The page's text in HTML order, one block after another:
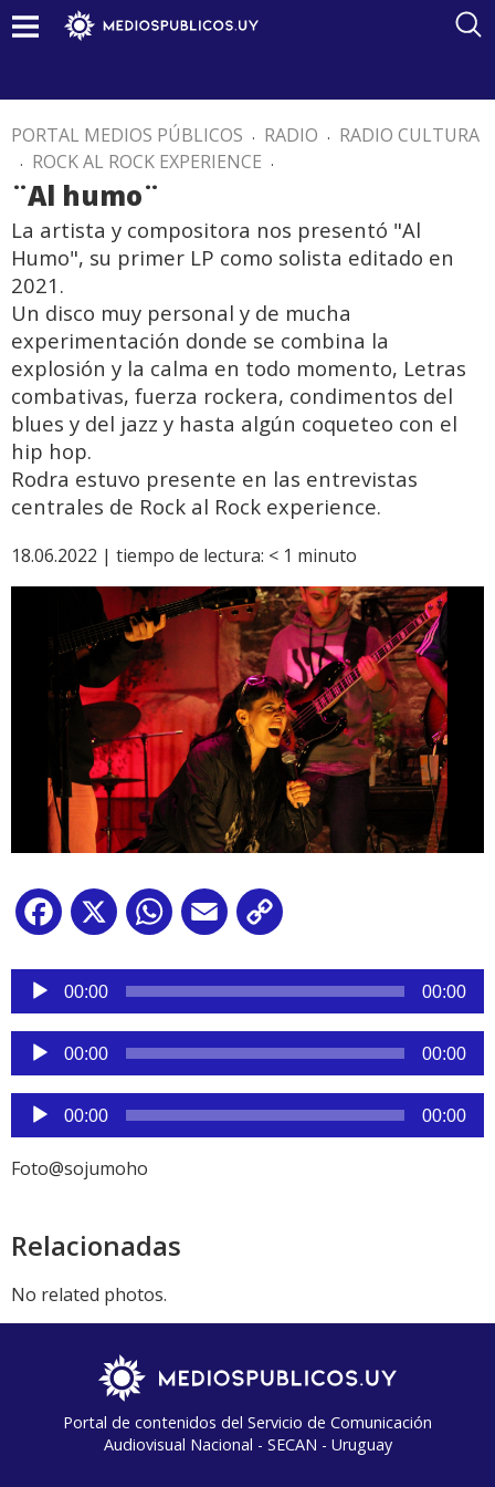
PORTAL MEDIOS PÚBLICOS . RADIO . RADIO CULTURA
. ROCK AL ROCK EXPERIENCE .
¨Al humo¨
La artista y compositora nos presentó "Al
Humo", su primer LP como solista editado en
2021.
Un disco muy personal y de mucha
experimentación donde se combina la
explosión y la calma en todo momento, Letras
combativas, fuerza rockera, condimentos del
blues y del jazz y hasta algún coqueteo con el
hip hop.
Rodra estuvo presente en las entrevistas
centrales de Rock al Rock experience.
18.06.2022 | tiempo de lectura: < 1 minuto
Facebook
X WhatsApp
Email
Reproductor
audio
00:00 00:00
Reproductor
de
audio
00:00 00:00
Reproductor
de
audio
00:00 00:00
Foto@sojumoho
Relacionadas
No related photos.
Portal de contenidos del Servicio de Comunicación
Audiovisual Nacional - SECAN - Uruguay